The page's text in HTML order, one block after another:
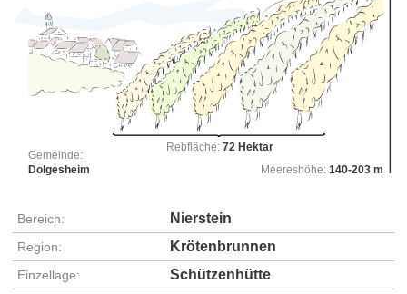
Rebfläche:72 Hektar
Gemeinde:
Dolgesheim
Meereshöhe: 140-203 m
Bereich: Nierstein
Region: Krötenbrunnen
Einzellage: Schützenhütte